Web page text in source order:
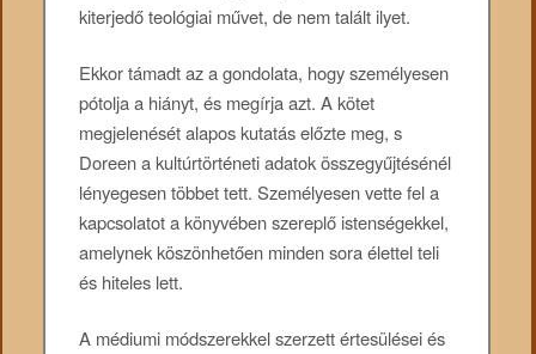
kiterjedő teológiai művet, de nem talált ilyet.
Ekkor támadt az a gondolata, hogy személyesen
pótolja a hiányt, és megírja azt. A kötet
megjelenését alapos kutatás előzte meg, s
Doreen a kultúrtörténeti adatok összegyűjtésénél
lényegesen többet tett. Személyesen vette fel a
kapcsolatot a könyvében szereplő istenségekkel,
amelynek köszönhetően minden sora élettel teli
és hiteles lett.
A médiumi módszerekkel szerzett értesülései és